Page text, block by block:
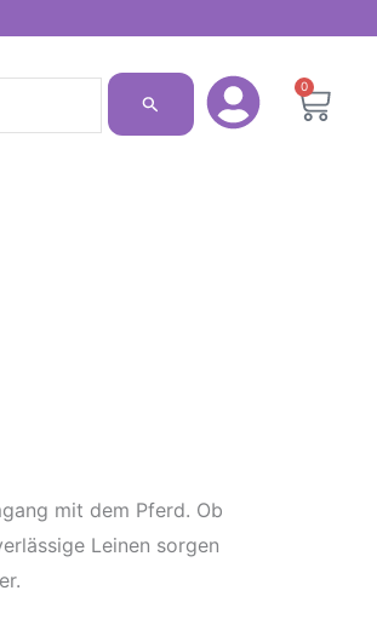
0
mit dem Pferd. Ob
Leinen sorgen